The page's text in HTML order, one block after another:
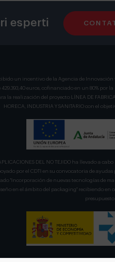
esperti
un incentivo de la Agencia de
429.393,40 euros, cofinanciado en un 80% por
la realización del proyecto LÍNEA DE
HORECA, INDUSTRIA Y SANITARIO con el
APLICACIONES DEL NO TEJIDO ha llevado a
por el CDTI en su convocatoria de
"Incorporación de nuevas tecnologías de
en el ámbito del packaging" recibiendo en
presupuesto